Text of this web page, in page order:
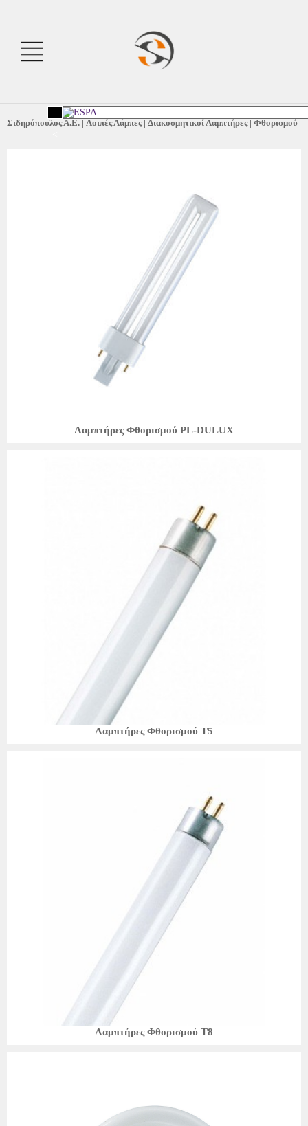
Σιδηρόπουλος Α.Ε. | Λοιπές Λάμπες| Διακοσμητικοί Λαμπτήρες| Φθορισμού
Λαμπτήρες Φθορισμού PL-DULUX
Λαμπτήρες Φθορισμού T5
Λαμπτήρες Φθορισμού T8